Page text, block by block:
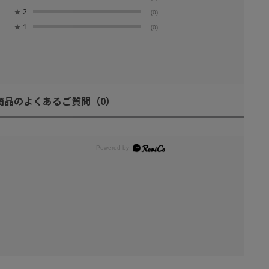
★ 2 (0)
★ 1 (0)
品のよくあるご質問 （0）